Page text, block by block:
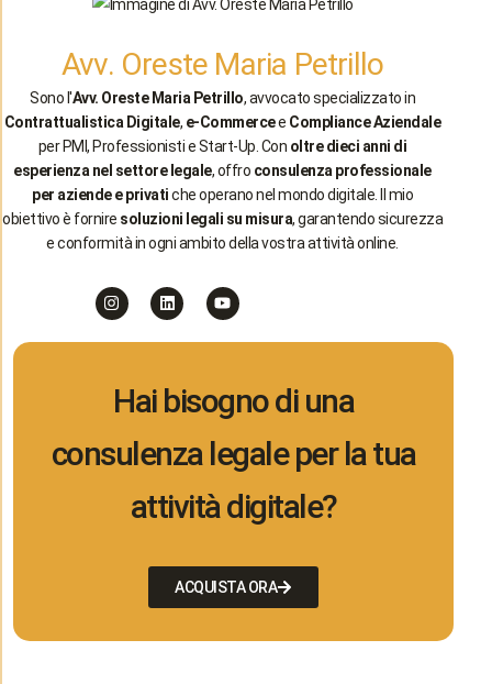
Avv. Oreste Maria Petrillo
Sono l'Avv. Oreste Maria Petrillo, avvocato specializzato in
Contrattualistica Digitale, e-Commercee Compliance Aziendale
per PMI, Professionisti e Start-Up. Con oltre dieci anni di
esperienza nel settore legale, offro consulenza professionale
per aziende e privatiche operano nel mondo digitale. Il mio
obiettivo è fornire soluzioni legali su misura, garantendo sicurezza
e conformità in ogni ambito della vostra attività online.
Hai bisogno di una
consulenza legale per la tua
attività digitale?
ACQUISTA ORA